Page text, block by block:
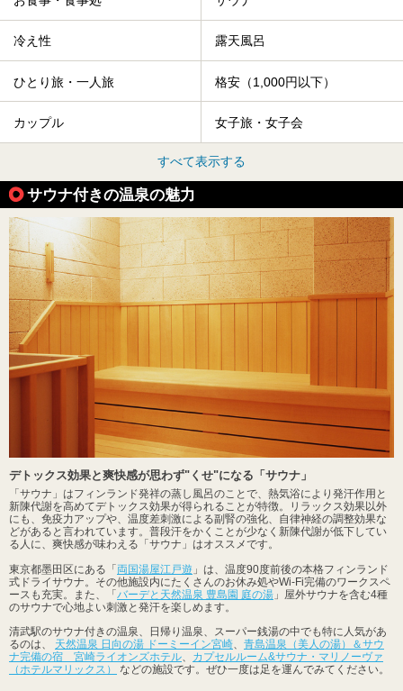
冷え性 露天風呂
ひとり旅・一人旅 格安（1,000円以下）
カップル 女子旅・女子会
すべて表示する
サウナ付きの温泉の魅力
デトックス効果と爽快感が思わず"くせ"になる「サウナ」
「サウナ」はフィンランド発祥の蒸し風呂のことで、熱気浴により発汗作用と
新陳代謝を高めてデトックス効果が得られることが特徴。リラックス効果以外
にも、免疫力アップや、温度差刺激による副腎の強化、自律神経の調整効果な
どがあると言われています。普段汗をかくことが少なく新陳代謝が低下してい
る人に、爽快感が味わえる「サウナ」はオススメです。
東京都墨田区にある「 両国湯屋江戸遊 」は、温度90度前後の本格フィンランド
式ドライサウナ。その他施設内にたくさんのお休み処やWi-Fi完備のワークスペ
ースも充実。また、「 バーデと天然温泉 豊島園 庭の湯 」屋外サウナを含む4種
のサウナで心地よい刺激と発汗を楽しめます。
清武駅のサウナ付きの温泉、日帰り温泉、スーパー銭湯の中でも特に人気があ
るのは、 天然温泉 日向の湯 ドーミーイン宮崎、 青島温泉（美人の湯）＆サウ
ナ完備の宿 宮崎ライオンズホテル、 カプセルルーム&サウナ・マリノーヴァ
（ホテルマリックス）
などの施設です。ぜひ一度は足を運んでみてください。